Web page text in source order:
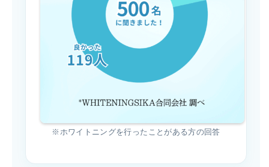
※ホワイトニングを行ったことがある方の回答